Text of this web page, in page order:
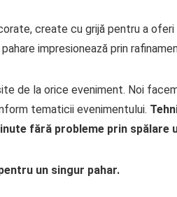
create cu grijă pentru a
impresionează prin
de la orice eveniment. Noi
tematicii evenimentului.
fără probleme prin spălare
un singur pahar.